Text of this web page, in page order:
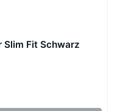
Slim Fit Schwarz